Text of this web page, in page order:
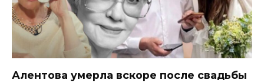
Алентова умерла вскоре после свадьбы